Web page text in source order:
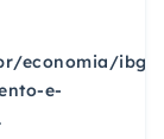
economia/ibge-
e-